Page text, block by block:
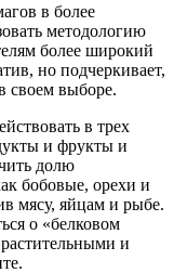
в более
методологию
более широкий
но подчеркивает,
своем выборе.
в трех
и фрукты и
долю
бобовые, орехи и
мясу, яйцам и рыбе.
о «белковом
и